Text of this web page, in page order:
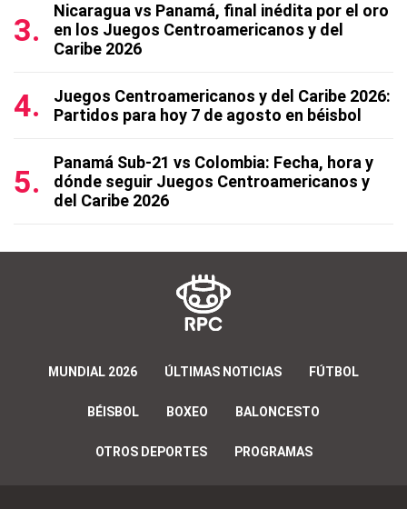
Nicaragua vs Panamá, final inédita por el oro
en los Juegos Centroamericanos y del
Caribe 2026
Juegos Centroamericanos y del Caribe 2026:
Partidos para hoy 7 de agosto en béisbol
Panamá Sub-21 vs Colombia: Fecha, hora y
dónde seguir Juegos Centroamericanos y
del Caribe 2026
MUNDIAL 2026 ÚLTIMAS NOTICIAS FÚTBOL
BÉISBOL BOXEO BALONCESTO
OTROS DEPORTES PROGRAMAS